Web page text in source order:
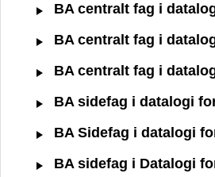
BA centralt fag i
BA centralt fag i
BA centralt fag i
BA sidefag i datalogi
BA Sidefag i datalogi
BA sidefag i Datalogi